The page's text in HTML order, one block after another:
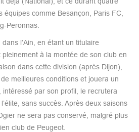
équipes comme Besançon, Paris FC,
Peronnas.
l’Ain, en étant un titulaire
à la montée de son club en
dans cette division (après Dijon),
meilleures conditions et jouera un
intéressé par son profil, le recrutera
sans succès. Après deux saisons
ne sera pas conservé, malgré plus
club de Peugeot.